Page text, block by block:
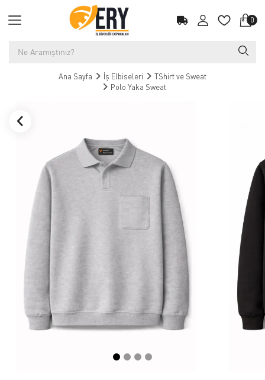
0
Ana Sayfa İş Elbiseleri
TShirt ve Sweat
Polo Yaka Sweat